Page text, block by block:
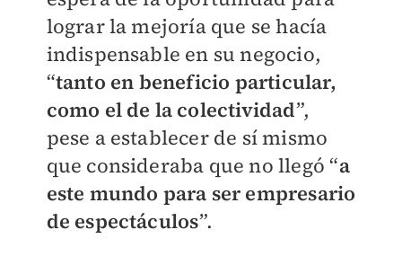
lograr la mejoría que se hacía
indispensable en su negocio,
“tanto en beneficio particular,
como el de la colectividad”,
pese a establecer de sí mismo
que consideraba que no llegó “a
este mundo para ser empresario
de espectáculos”.